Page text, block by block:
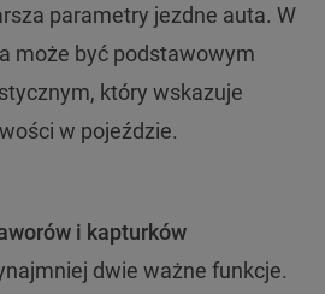
parametry jezdne auta. W
może być podstawowym
który wskazuje
w pojeździe.
i kapturków
dwie ważne funkcje.